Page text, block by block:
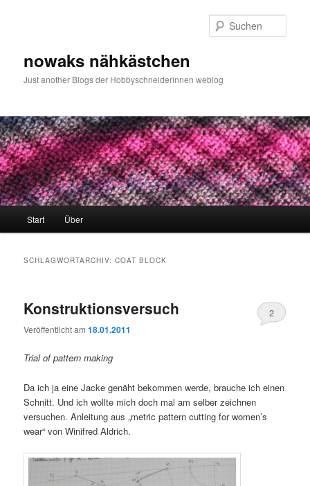
nowaks nähkästchen
Just another Blogs der Hobbyschneiderinnen weblog
Start Über
SCHLAGWORTARCHIV:COAT BLOCK
Konstruktionsversuch
Veröffentlicht am18.01.2011
2
Trial of pattern making
Da ich ja eine Jacke genäht bekommen werde, brauche ich einen
Schnitt. Und ich wollte mich doch mal am selber zeichnen
versuchen. Anleitung aus „metric pattern cutting for women’s
wear“ von Winifred Aldrich.